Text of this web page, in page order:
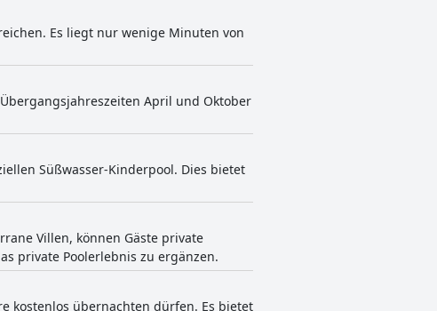
Es liegt nur wenige Minuten von
April und Oktober
Süßwasser-Kinderpool. Dies bietet
Villen, können Gäste private
private Poolerlebnis zu ergänzen.
kostenlos übernachten dürfen. Es bietet